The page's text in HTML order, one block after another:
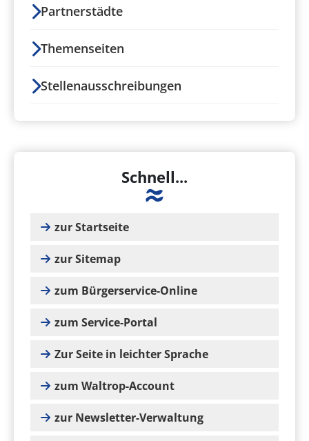
Partnerstädte
Themenseiten
Stellenausschreibungen
Schnell...
zur Startseite
zur Sitemap
zum Bürgerservice-Online
zum Service-Portal
Zur Seite in leichter Sprache
zum Waltrop-Account
zur Newsletter-Verwaltung